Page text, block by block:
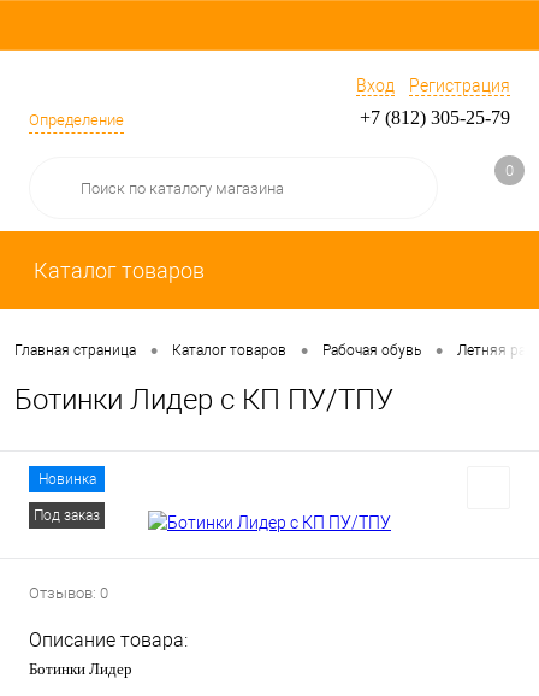
Определение
Вход Регистрация
+7 (812) 305-25-79
0
Каталог товаров
Главная страница • Каталог товаров • Рабочая обувь • Летняя
Ботинки Лидер с КП ПУ/ТПУ
Новинка
Под заказ
Отзывов: 0
Описание товара:
Ботинки Лидер